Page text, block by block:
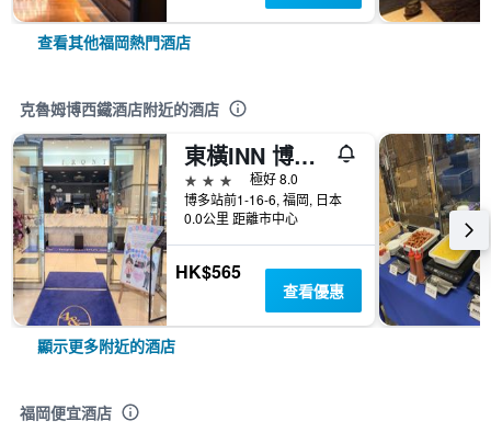
查看其他福岡熱門酒店
克魯姆博西鐵酒店附近的酒店
東橫INN 博多口站前2號店
3星級
極好 8.0
博多站前1-16-6, 福岡, 日本
0.0公里 距離市中心
HK$565
查看優惠
顯示更多附近的酒店
福岡便宜酒店